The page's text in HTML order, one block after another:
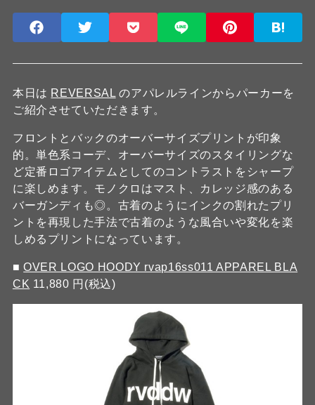
本日は REVERSAL のアパレルラインからパーカーを
ご紹介させていただきます。
フロントとバックのオーバーサイズプリントが印象
的。単色系コーデ、オーバーサイズのスタイリングな
ど定番ロゴアイテムとしてのコントラストをシャープ
に楽しめます。モノクロはマスト、カレッジ感のある
バーガンディも◎。古着のようにインクの割れたプリ
ントを再現した手法で古着のような風合いや変化を楽
しめるプリントになっています。
■OVER LOGO HOODY rvap16ss011 APPAREL BLA
CK 11,880 円(税込)